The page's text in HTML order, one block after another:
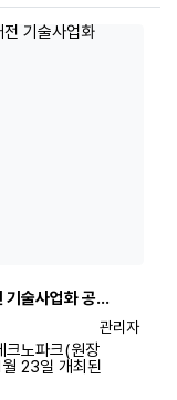
기술사업화 공…
등록자
관리자
크노파크(원장
23일 개최된